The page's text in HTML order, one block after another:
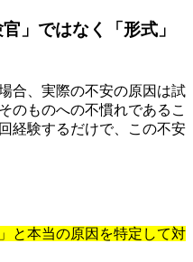
」ではなく「形式」
合、実際の不安の原因は試
のものへの不慣れであるこ
経験するだけで、この不安
と本当の原因を特定して対